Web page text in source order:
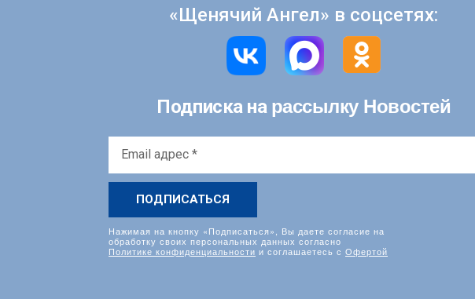
«Щенячий Ангел» в соцсетях:
Подписка на рассылку Новостей
адрес
*
Нажимая на кнопку «Подписаться», Вы даете согласие на
обработку своих персональных данных согласно
Политике конфиденциальности и соглашаетесь с Офертой